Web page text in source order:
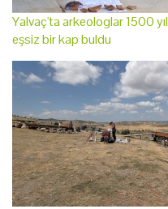
Yalvaç'ta arkeologlar 1500
eşsiz bir kap buldu